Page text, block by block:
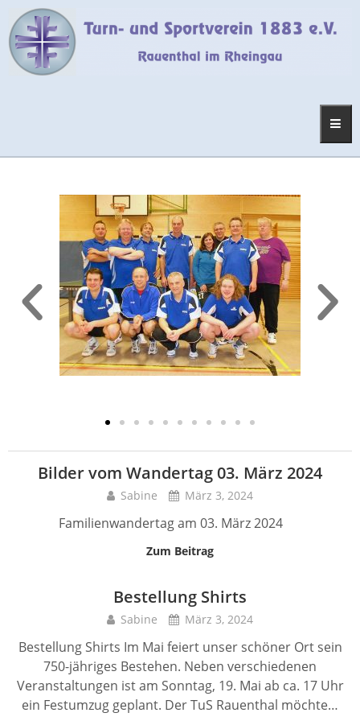
Bilder vom Wandertag 03. März 2024
Sabine März 3, 2024
Familienwandertag am 03. März 2024
Zum Beitrag
Bestellung Shirts
Sabine März 3, 2024
Bestellung Shirts Im Mai feiert unser schöner Ort sein
750-jähriges Bestehen. Neben verschiedenen
Veranstaltungen ist am Sonntag, 19. Mai ab ca. 17 Uhr
ein Festumzug geplant. Der TuS Rauenthal möchte…